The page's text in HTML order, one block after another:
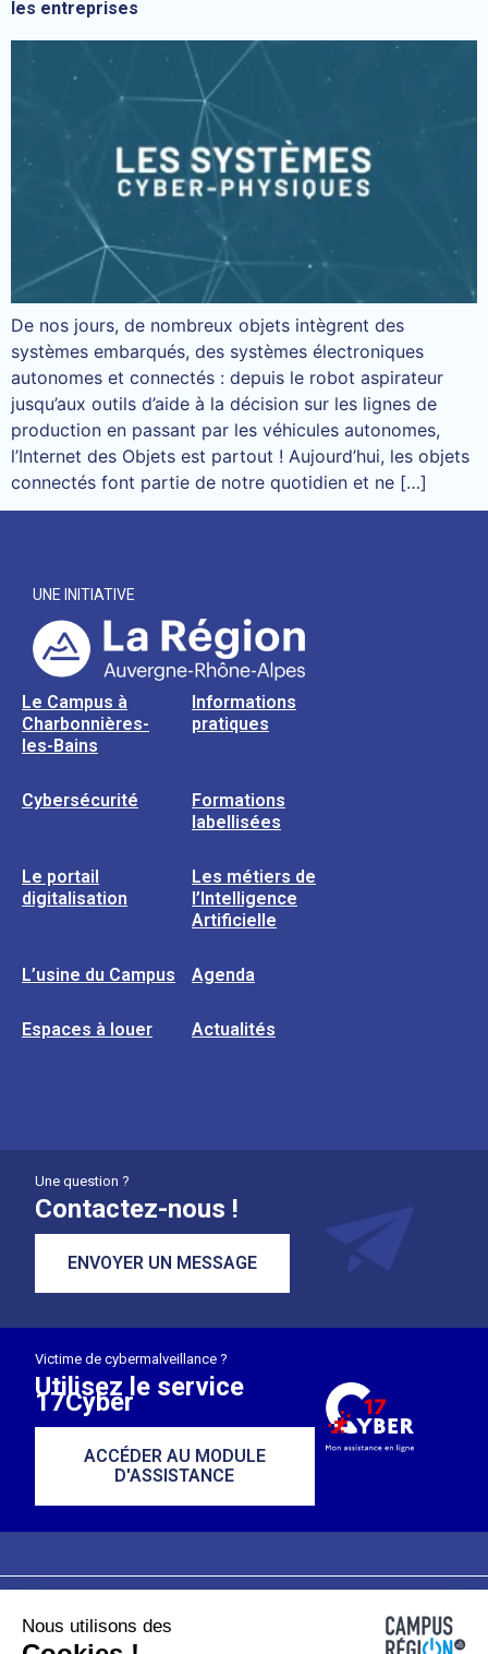
les entreprises
De nos jours, de nombreux objets intègrent des
systèmes embarqués, des systèmes électroniques
autonomes et connectés : depuis le robot aspirateur
jusqu’aux outils d’aide à la décision sur les lignes de
production en passant par les véhicules autonomes,
l’Internet des Objets est partout ! Aujourd’hui, les objets
connectés font partie de notre quotidien et ne […]
UNE INITIATIVE
Le Campus à
Charbonnières-
les-Bains
Informations
pratiques
Cybersécurité
Formations
labellisées
Le portail
digitalisation
Les métiers de
l’Intelligence
Artificielle
L’usine du Campus Agenda
Espaces à louer Actualités
Une question ?
Contactez-nous !
ENVOYER UN MESSAGE
Victime de cybermalveillance ?
Utilisez le service
17Cyber
ACCÉDER AU MODULE
D'ASSISTANCE
Plan du site
Nous utilisons des